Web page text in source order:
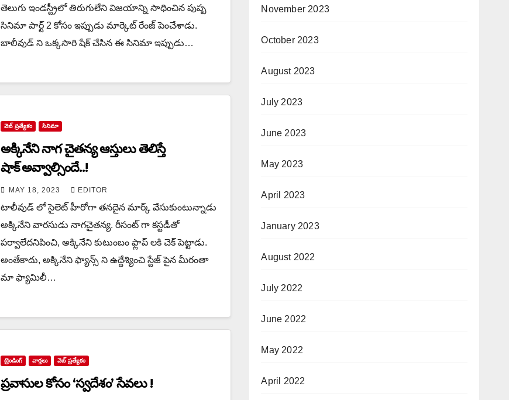
తెలుగు ఇండస్ట్రీలో తిరుగులేని విజయాన్ని సాధించిన పుష్ప
సినిమా పార్ట్ 2 కోసం ఇప్పుడు మార్కెట్ రేంజ్ పెంచేశాడు.
బాలీవుడ్ ని ఒక్కసారి షేక్ చేసిన ఈ సినిమా ఇప్పుడు…
వెబ్ ప్రత్యేకం సినిమా
అక్కినేని నాగ చైతన్య ఆస్తులు తెలిస్తే
షాక్ అవ్వాల్సిందే..!
MAY 18, 2023 EDITOR
టాలీవుడ్ లో సైలెట్ హీరోగా తనదైన మార్క్ వేసుకుంటున్నాడు
అక్కినేని వారసుడు నాగచైతన్య. రీసంట్ గా కస్టడీతో
పర్వాలేదనిపించి, అక్కినేని కుటుంబం ఫ్లాప్ లకి చెక్ పెట్టాడు.
అంతేకాదు, అక్కినేని ఫ్యాన్స్ ని ఉద్దేశ్యించి స్టేజ్ పైన మీరంతా
మా ఫ్యామిలీ…
ట్రెండింగ్ వార్త‌లు వెబ్ ప్రత్యేకం
ప్ర‌వాసుల కోసం ‘స్వ‌దేశం’ సేవ‌లు !
November 2023
October 2023
August 2023
July 2023
June 2023
May 2023
April 2023
January 2023
August 2022
July 2022
June 2022
May 2022
April 2022